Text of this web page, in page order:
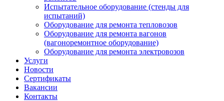
Испытательное оборудование (стенды для
испытаний)
Оборудование для ремонта тепловозов
Оборудование для ремонта вагонов
(вагоноремонтное оборудование)
Оборудование для ремонта электровозов
Услуги
Новости
Сертификаты
Вакансии
Контакты